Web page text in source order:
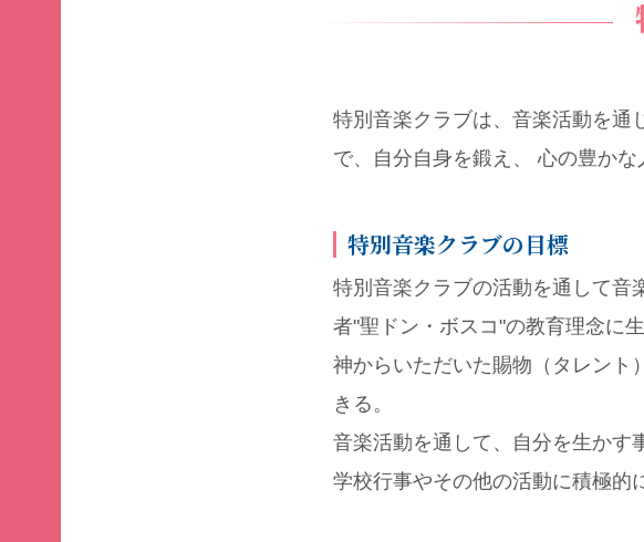
特別音楽クラブは、音楽活動を通
で、自分自身を鍛え、 心の豊かな
特別音楽クラブの目標
特別音楽クラブの活動を通して音
者"聖ドン・ボスコ"の教育理念に生
神からいただいた賜物（タレント
きる。
音楽活動を通して、自分を生かす
学校行事やその他の活動に積極的